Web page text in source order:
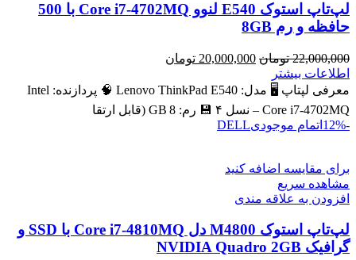
لپ‌تاپ استوک E540 لنوو Core i7-4702MQ با 500
حافظه و رم 8GB
22,000,000 تومان قیمت
22,000,000 تومان
20,000,000 تومان
20,000,000 تومان
است.
اطلاعات بیشتر
معرفی لپتاپ 🖥️ مدل: Lenovo ThinkPad E540 🧠 پردازنده: Intel
Core i7‑4702MQ – نسل ۴ 💾 رم: 8 GB (قابل ارتقا
-12%
اتمام موجودیDELL
برای مقایسه اضافه کنید
مشاهده سریع
افزودن به علاقه مندی
لپ‌تاپ استوک M4800 دل Core i7-4810MQ با SSD و
گرافیک NVIDIA Quadro 2GB